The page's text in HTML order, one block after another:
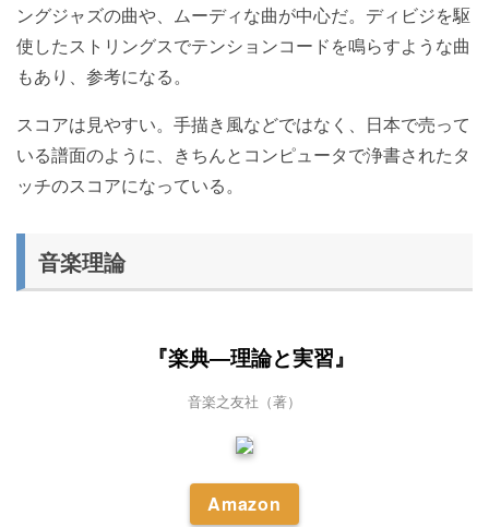
ングジャズの曲や、ムーディな曲が中心だ。ディビジを駆
使したストリングスでテンションコードを鳴らすような曲
もあり、参考になる。
スコアは見やすい。手描き風などではなく、日本で売って
いる譜面のように、きちんとコンピュータで浄書されたタ
ッチのスコアになっている。
音楽理論
『楽典―理論と実習』
音楽之友社（著）
Amazon